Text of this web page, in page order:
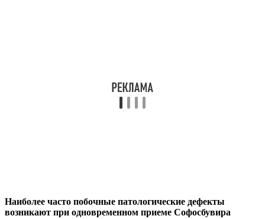
Наиболее часто побочные патологические дефекты
возникают при одновременном приеме Софосбувира